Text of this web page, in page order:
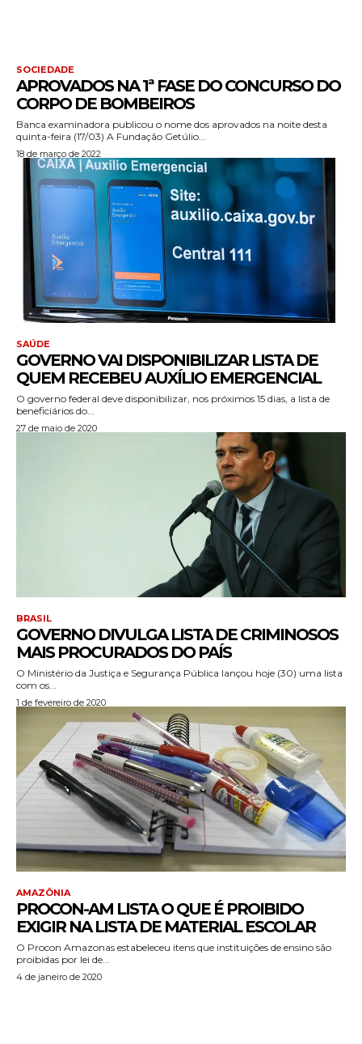
SOCIEDADE
APROVADOS NA 1ª FASE DO CONCURSO DO
CORPO DE BOMBEIROS
Banca examinadora publicou o nome dos aprovados na noite desta
quinta-feira (17/03) A Fundação Getúlio...
18 de março de 2022
SAÚDE
GOVERNO VAI DISPONIBILIZAR LISTA DE
QUEM RECEBEU AUXÍLIO EMERGENCIAL
O governo federal deve disponibilizar, nos próximos 15 dias, a lista de
beneficiários do...
27 de maio de 2020
BRASIL
GOVERNO DIVULGA LISTA DE CRIMINOSOS
MAIS PROCURADOS DO PAÍS
O Ministério da Justiça e Segurança Pública lançou hoje (30) uma lista
com os...
1 de fevereiro de 2020
AMAZÔNIA
PROCON-AM LISTA O QUE É PROIBIDO
EXIGIR NA LISTA DE MATERIAL ESCOLAR
O Procon Amazonas estabeleceu itens que instituições de ensino são
proibidas por lei de...
4 de janeiro de 2020